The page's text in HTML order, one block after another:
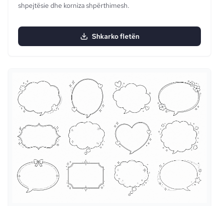
shpejtësie dhe korniza shpërthimesh.
Shkarko fletën